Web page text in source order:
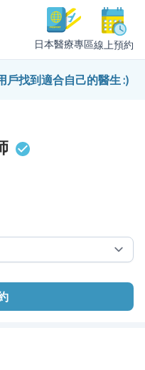
日本醫療專區線上預約
戶找到適合自己的醫生 :)